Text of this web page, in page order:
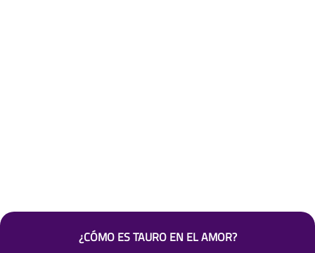
¿CÓMO ES TAURO EN EL AMOR?